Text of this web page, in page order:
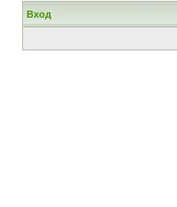
Вход